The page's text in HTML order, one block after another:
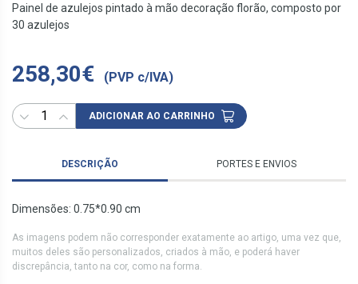
Painel de azulejos pintado à mão decoração florão, composto por
30 azulejos
258,30€ (PVP c/IVA)
ADICIONAR AO CARRINHO
DESCRIÇÃO PORTES E ENVIOS
Dimensões: 0.75*0.90 cm
As imagens podem não corresponder exatamente ao artigo, uma vez que,
muitos deles são personalizados, criados à mão, e poderá haver
discrepância, tanto na cor, como na forma.